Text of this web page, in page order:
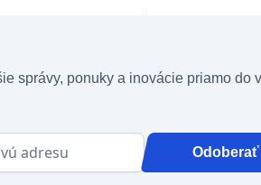
správy, ponuky a inovácie priamo do
Odoberať